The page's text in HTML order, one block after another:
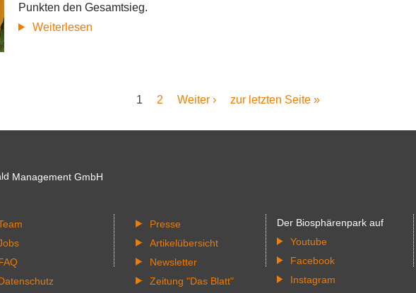
“CoDe
Punkten den Gesamtsieg.
Weiterlesen
beim
Biosphärenpark-
Aktuelle
1 Seite
2
Nächste
Weiter ›
Letzte
zur letzten Seite »
Management GmbH
Presse
Artikelübersicht
Newsletter
Zeitung "Das Blatt"
Der Biosphärenpark auf
Youtube
Facebook
Instagram